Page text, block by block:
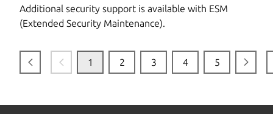
Additional security support is available with ESM
(Extended Security Maintenance).
1 2 3 4 5